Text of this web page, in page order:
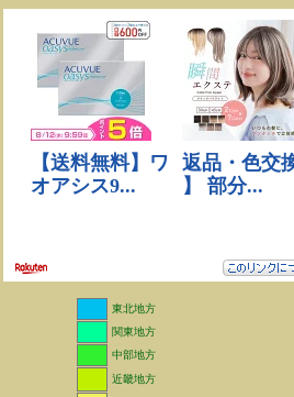
東北地方
関東地方
中部地方
近畿地方